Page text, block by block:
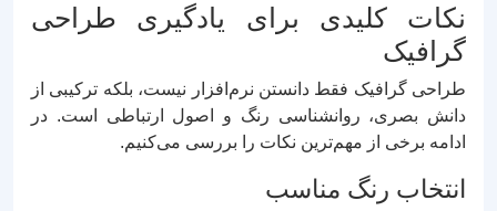
نکات کلیدی برای یادگیری طراحی
گرافیک
طراحی گرافیک فقط دانستن نرم‌افزار نیست، بلکه ترکیبی از
دانش بصری، روانشناسی رنگ و اصول ارتباطی است. در
ادامه برخی از مهم‌ترین نکات را بررسی می‌کنیم.
انتخاب رنگ مناسب